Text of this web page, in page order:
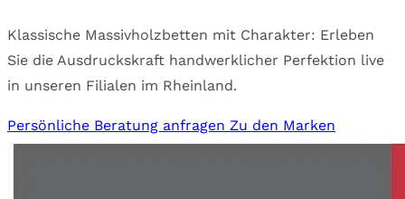
Klassische Massivholzbetten mit Charakter: Erleben
Sie die Ausdruckskraft handwerklicher Perfektion live
in unseren Filialen im Rheinland.
Persönliche Beratung anfragen Zu den Marken